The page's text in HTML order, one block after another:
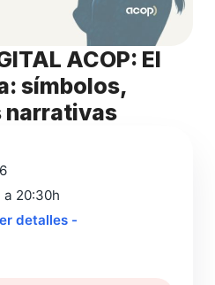
ACOP: El
símbolos,
narrativas
a 20:30h
detalles -